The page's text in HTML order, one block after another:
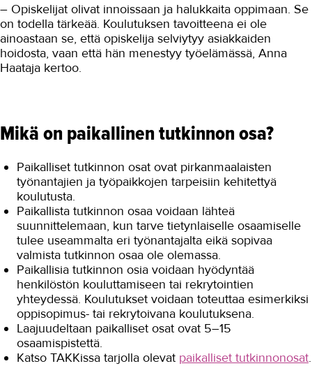
– Opiskelijat olivat innoissaan ja halukkaita oppimaan. Se
on todella tärkeää. Koulutuksen tavoitteena ei ole
ainoastaan se, että opiskelija selviytyy asiakkaiden
hoidosta, vaan että hän menestyy työelämässä, Anna
Haataja kertoo.
Mikä on paikallinen tutkinnon osa?
Paikalliset tutkinnon osat ovat pirkanmaalaisten
työnantajien ja työpaikkojen tarpeisiin kehitettyä
koulutusta.
Paikallista tutkinnon osaa voidaan lähteä
suunnittelemaan, kun tarve tietynlaiselle osaamiselle
tulee useammalta eri työnantajalta eikä sopivaa
valmista tutkinnon osaa ole olemassa.
Paikallisia tutkinnon osia voidaan hyödyntää
henkilöstön kouluttamiseen tai rekrytointien
yhteydessä. Koulutukset voidaan toteuttaa esimerkiksi
oppisopimus- tai rekrytoivana koulutuksena.
Laajuudeltaan paikalliset osat ovat 5–15
osaamispistettä.
Katso TAKKissa tarjolla olevat paikalliset tutkinnonosat.